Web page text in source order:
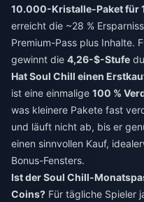
10.000-Kristalle-Paket für
erreicht die ~28 %
Premium-Pass plus Inhalte.
gewinnt die 4,26-$-Stufe
Hat Soul Chill einen
ist eine einmalige 100 %
was kleinere Pakete fast
und läuft nicht ab, bis er
einen sinnvollen Kauf,
Bonus-Fensters.
Ist der Soul Chill-
Coins? Für tägliche Spieler